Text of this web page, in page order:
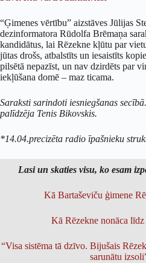
“Ģimenes vērtību” aizstāves Jūlijas
dezinformatora Rūdolfa Brēmaņa
kandidātus, lai Rēzekne kļūtu par
jūtas drošs, atbalstīts un iesaistīts
pilsētā nepazīst, un nav dzirdēts par
iekļūšana domē – maz ticama.
Saraksti sarindoti iesniegšanas
palīdzēja Tenis Bikovskis.
*14.04.precizēta radio īpašnieku
Lasi un skaties visu, ko esam
Kā Bartaševiču ģimene
Kā Rēzekne nonāca
“Visa sistēma tā dzīvo. Bijušais
sarunātu